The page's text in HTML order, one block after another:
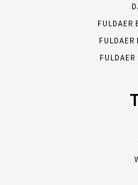
FULDAER
FULDAER
FULDAER